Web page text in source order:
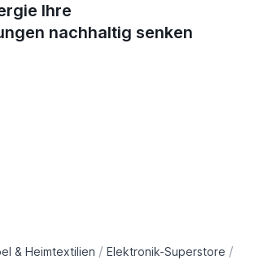
Ihre
nachhaltig senken
& Heimtextilien / Elektronik-Superstore /